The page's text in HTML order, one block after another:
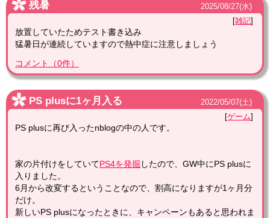
2025/08/27(水)
残暑
雑記
放置していたためテスト書き込み
猛暑日が連続していますので熱中症に注意しましょう
コメント
（0件）
2022/05/07(土)
PS plusに1ヶ月入る
ゲーム
PS plusに再び入ったnblogの中の人です。
家の片付けをしていてPS4を発掘 したので、GW中にPS plusに
入りました。
6月から改変するということなので、割高になりますが1ヶ月分
だけ。
新しいPS plusになったときに、キャンペーンもあると思われま